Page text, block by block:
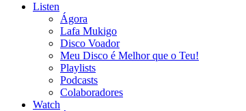
Listen
Ágora
Lafa Mukigo
Disco Voador
Meu Disco é Melhor que o Teu!
Playlists
Podcasts
Colaboradores
Watch